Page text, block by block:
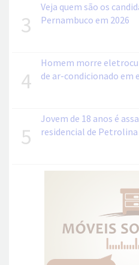
3
Veja quem são os
Pernambuco em 2026
4
Homem morre
de ar-condicionado em
5
Jovem de 18 anos é
residencial de Petrolina